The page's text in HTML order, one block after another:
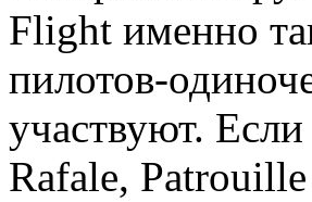
Flight именно
пилотов-
участвуют.
Rafale,